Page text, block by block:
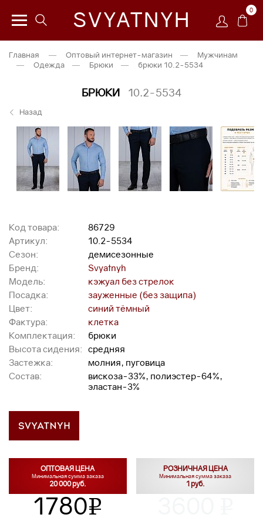
SVYATNYH 0
Главная — Оптовый интернет-магазин —
Мужчинам
—
Одежда — Брюки — брюки 10.2-5534
БРЮКИ 10.2-5534
Назад
Код товара:
86729
Артикул:
10.2-5534
Сезон:
демисезонные
Бренд:
Svyatnyh
Модель:
кэжуал без стрелок
Посадка:
зауженные (без защипа)
Цвет:
синий тёмный
Фактура:
клетка
Комплектация:
брюки
Высота сидения:
средняя
Застежка:
молния, пуговица
Состав:
вискоза-33%, полиэстер-64%,
эластан-3%
ОПТОВАЯ ЦЕНА
Минимальная сумма заказа
20 000 руб.
1780v
РОЗНИЧНАЯ ЦЕНА
Минимальная сумма заказа
1 руб.